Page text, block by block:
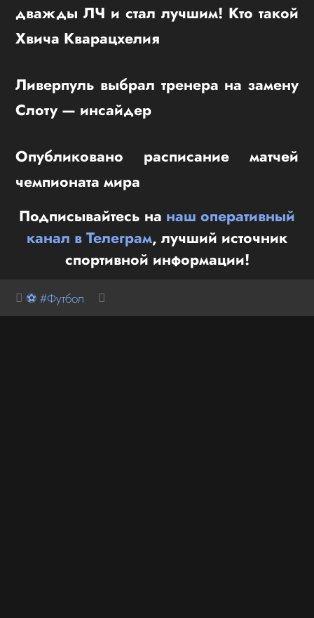
дважды ЛЧ и стал лучшим! Кто такой
Хвича Кварацхелия
Ливерпуль выбрал тренера на замену
Слоту — инсайдер
Опубликовано расписание матчей
чемпионата мира
Подписывайтесь на наш оперативный
канал в Телеграм, лучший источник
спортивной информации!
⚽ #Футбол